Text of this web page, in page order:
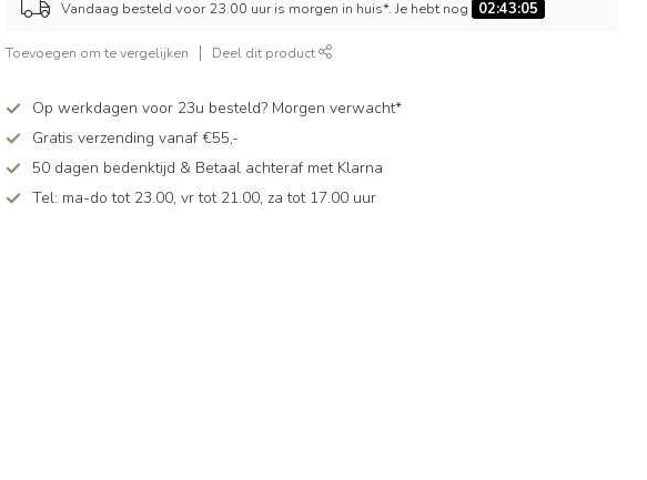
Vandaag besteld voor 23.00 uur is morgen in huis*. Je hebt nog 02:43:04
Toevoegen om te vergelijken Deel dit product
Op werkdagen voor 23u besteld? Morgen verwacht*
Gratis verzending vanaf €55,-
50 dagen bedenktijd & Betaal achteraf met Klarna
Tel: ma-do tot 23.00, vr tot 21.00, za tot 17.00 uur